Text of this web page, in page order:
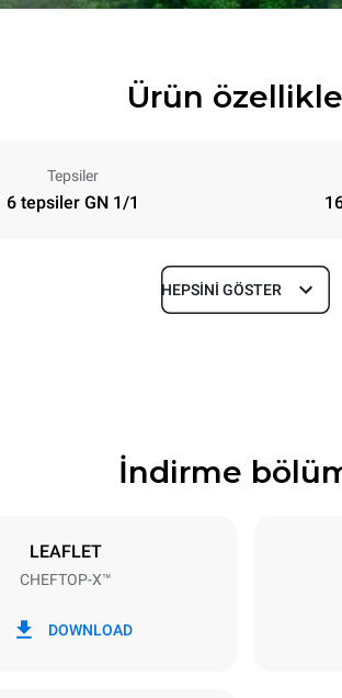
Ürün
Tepsiler
6 tepsiler GN 1/1
Derinlik
Tepsi boyutu
/ 220-240V 3~ / 220-240V
HEPSINI GÖSTER
İndirme
LEAFLET
CHEFTOP-X™
DOWNLOAD